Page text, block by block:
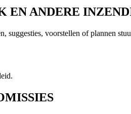
EN ANDERE
voorstellen of plannen